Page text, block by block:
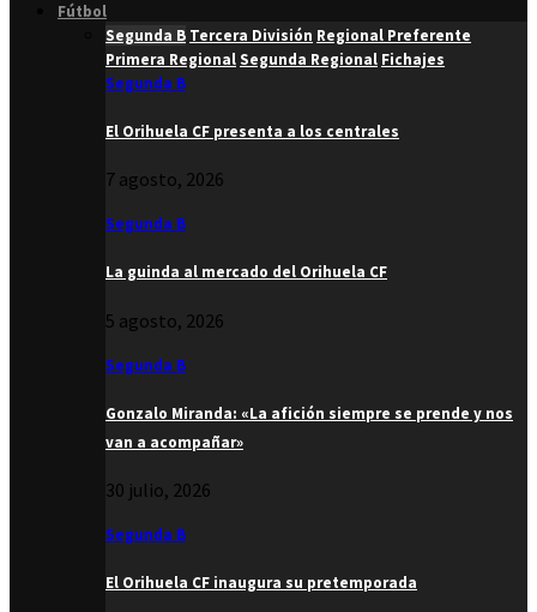
Fútbol
Segunda B Tercera División Regional Preferente
Primera RegionalSegunda Regional Fichajes
Segunda B
El Orihuela CF presenta a los centrales
7 agosto, 2026
Segunda B
La guinda al mercado del Orihuela CF
5 agosto, 2026
Segunda B
Gonzalo Miranda: «La afición siempre se prende y nos
van a acompañar»
30 julio, 2026
Segunda B
El Orihuela CF inaugura su pretemporada